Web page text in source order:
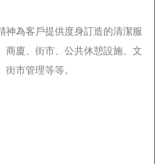
神為客戶提供度身訂造的清潔服
商廈、街市、公共休憩設施、文
市管理等等。